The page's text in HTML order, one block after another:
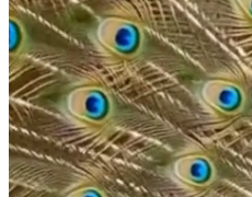
SVGs
Vorlagen
Vektoren
Videos
Motion Graphics
Redaktionelle Bilder
Redaktionelle Ereignisse